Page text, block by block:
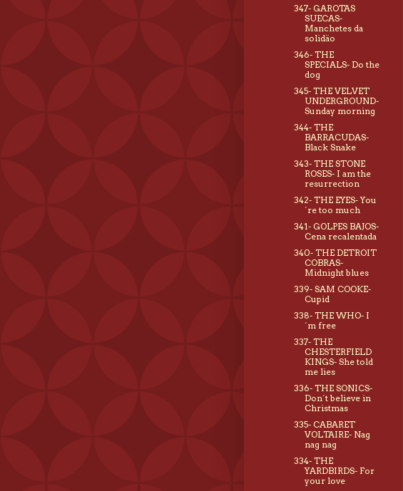
347- GAROTAS
SUECAS-
Manchetes da
solidäo
346- THE
SPECIALS- Do the
dog
345- THE VELVET
UNDERGROUND-
Sunday morning
344- THE
BARRACUDAS-
Black Snake
343- THE STONE
ROSES- I am the
resurrection
342- THE EYES- You
´re too much
341- GOLPES BAJOS-
Cena recalentada
340- THE DETROIT
COBRAS-
Midnight blues
339- SAM COOKE-
Cupid
338- THE WHO- I
´m free
337- THE
CHESTERFIELD
KINGS- She told
me lies
336- THE SONICS-
Don´t believe in
Christmas
335- CABARET
VOLTAIRE- Nag
nag nag
334- THE
YARDBIRDS- For
your love